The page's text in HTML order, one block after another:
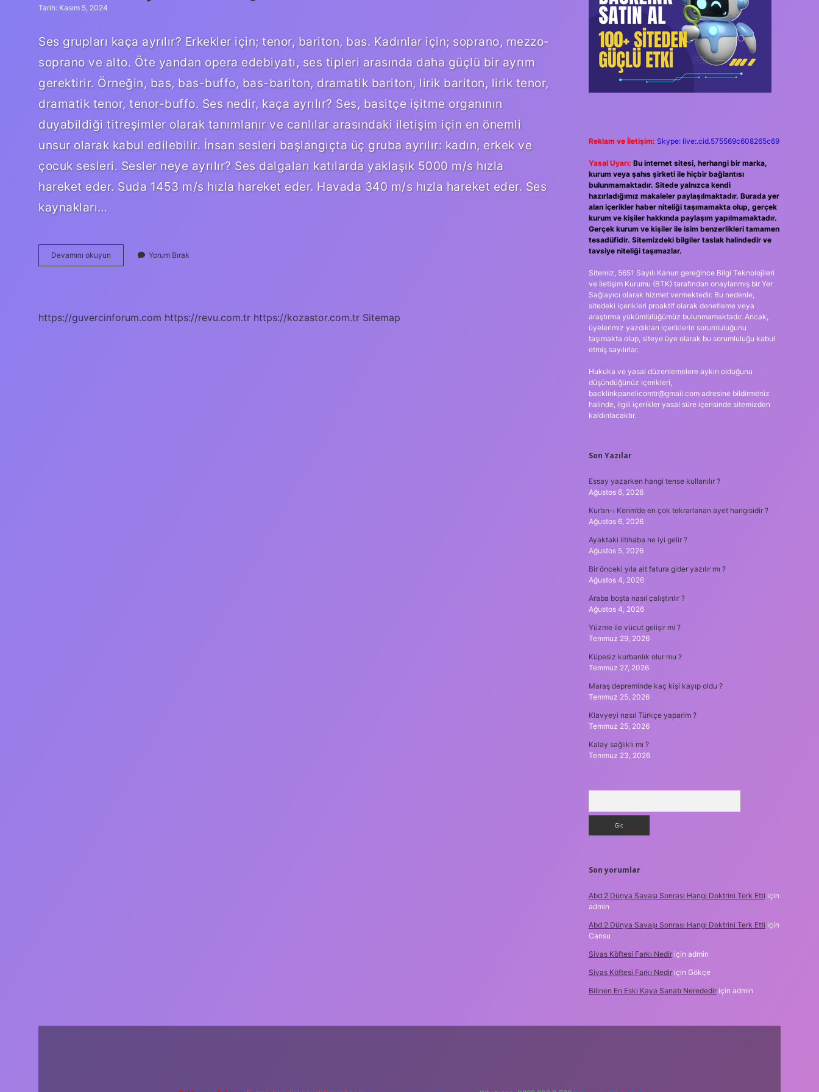
Tarih: Kasım 5, 2024
Ses grupları kaça ayrılır? Erkekler için; tenor, bariton, bas. Kadınlar için; soprano, mezzo-
soprano ve alto. Öte yandan opera edebiyatı, ses tipleri arasında daha güçlü bir ayrım
gerektirir. Örneğin, bas, bas-buffo, bas-bariton, dramatik bariton, lirik bariton, lirik tenor,
dramatik tenor, tenor-buffo. Ses nedir, kaça ayrılır? Ses, basitçe işitme organının
duyabildiği titreşimler olarak tanımlanır ve canlılar arasındaki iletişim için en önemli
unsur olarak kabul edilebilir. İnsan sesleri başlangıçta üç gruba ayrılır: kadın, erkek ve
çocuk sesleri. Sesler neye ayrılır? Ses dalgaları katılarda yaklaşık 5000 m/s hızla
hareket eder. Suda 1453 m/s hızla hareket eder. Havada 340 m/s hızla hareket eder. Ses
kaynakları…
Devamını okuyun
Kaç
Yorum Bırak
https://guvercinforum.com https://revu.com.tr https://kozastor.com.tr Sitemap
Reklam ve İletişim: Skype: live:.cid.575569c608265c69
Yasal Uyarı: Bu internet sitesi, herhangi bir marka,
kurum veya şahıs şirketi ile hiçbir bağlantısı
bulunmamaktadır. Sitede yalnızca kendi
hazırladığımız makaleler paylaşılmaktadır. Burada yer
alan içerikler haber niteliği taşımamakta olup, gerçek
kurum ve kişiler hakkında paylaşım yapılmamaktadır.
Gerçek kurum ve kişiler ile isim benzerlikleri tamamen
tesadüfidir. Sitemizdeki bilgiler taslak halindedir ve
tavsiye niteliği taşımazlar.
Sitemiz, 5651 Sayılı Kanun gereğince Bilgi Teknolojileri
ve İletişim Kurumu (BTK) tarafından onaylanmış bir Yer
Sağlayıcı olarak hizmet vermektedir. Bu nedenle,
sitedeki içerikleri proaktif olarak denetleme veya
araştırma yükümlülüğümüz bulunmamaktadır. Ancak,
üyelerimiz yazdıkları içeriklerin sorumluluğunu
taşımakta olup, siteye üye olarak bu sorumluluğu kabul
etmiş sayılırlar.
Hukuka ve yasal düzenlemelere aykırı olduğunu
düşündüğünüz içerikleri,
backlinkpanelicomtr@gmail.comadresine bildirmeniz
halinde, ilgili içerikler yasal süre içerisinde sitemizden
kaldırılacaktır.
Son Yazılar
Essay yazarken hangi tense kullanılır ?
Ağustos 6, 2026
Kur’an-ı Kerim’de en çok tekrarlanan ayet hangisidir ?
Ağustos 6, 2026
Ayaktaki iltihaba ne iyi gelir ?
Ağustos 5, 2026
Bir önceki yıla ait fatura gider yazılır mı ?
Ağustos 4, 2026
Araba boşta nasıl çalıştırılır ?
Ağustos 4, 2026
Yüzme ile vücut gelişir mi ?
Temmuz 29, 2026
Küpesiz kurbanlık olur mu ?
Temmuz 27, 2026
Maraş depreminde kaç kişi kayıp oldu ?
Temmuz 25, 2026
Klavyeyi nasıl Türkçe yaparim ?
Temmuz 25, 2026
Kalay sağlıklı mı ?
Temmuz 23, 2026
Son yorumlar
Abd 2 Dünya Savaşı Sonrası Hangi Doktrini Terk Etti için
admin
Abd 2 Dünya Savaşı Sonrası Hangi Doktrini Terk Etti için
Cansu
Sivas Köftesi Farkı Nediriçin admin
Sivas Köftesi Farkı Nediriçin Gökçe
Bilinen En Eski Kaya Sanatı Neredediriçin admin